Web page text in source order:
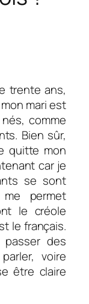
trente ans,
mari est
comme
Bien sûr,
quitte mon
car je
se sont
permet
le créole
le français.
passer des
voire
être claire